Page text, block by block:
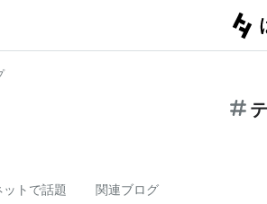
ットで話題 関連ブログ